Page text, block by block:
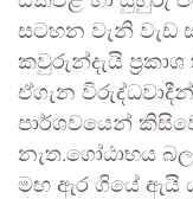
සටහන වැනි වැඩ
කවුරුන්දැයි
ඒගැන
පාර්ශවයෙන්
නැත.ගෝඨාභය
මඟ ඇර ගියේ ඇයි